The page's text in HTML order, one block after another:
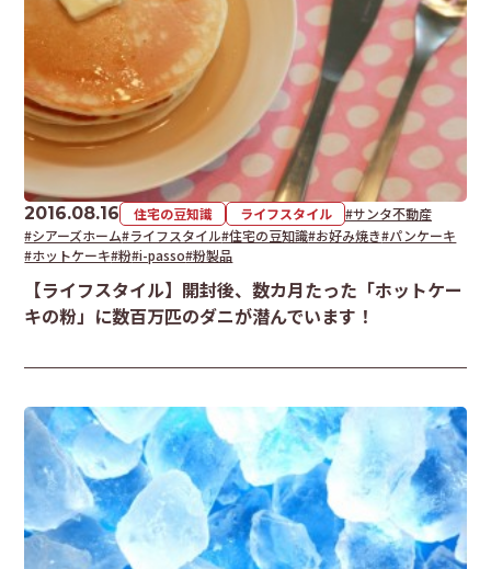
2016.08.16 住宅の豆知識 ライフスタイル
#サンタ不動産
#シアーズホーム#ライフスタイル#住宅の豆知識#お好み焼き#パンケーキ
#ホットケーキ#粉#i-passo#粉製品
【ライフスタイル】開封後、数カ月たった「ホットケー
キの粉」に数百万匹のダニが潜んでいます！